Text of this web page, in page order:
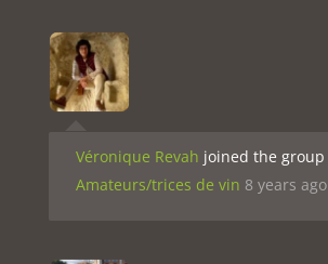
Véronique Revah joined the group
Amateurs/trices de vin 8 years ago